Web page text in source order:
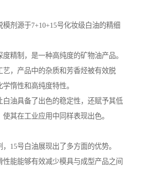
模剂源于7+10+15号化妆级白油的精细
精制，是一种高纯度的矿物油产品。
艺，产品中的杂质和芳香烃被有效脱
惰性和高纯度特性。
白油具备了出色的稳定性，还赋予其低
其在工业应用中同样表现出色。
15号白油展现出了多方面的优势。
性能能够有效减少模具与成型产品之间